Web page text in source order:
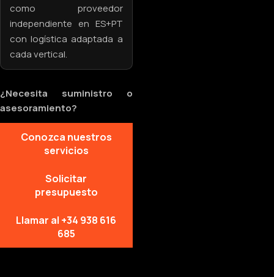
como proveedor
independiente en ES+PT
con logística adaptada a
cada vertical.
¿Necesita suministro o
asesoramiento?
Conozca nuestros
servicios
Solicitar
presupuesto
Llamar al +34 938 616
685